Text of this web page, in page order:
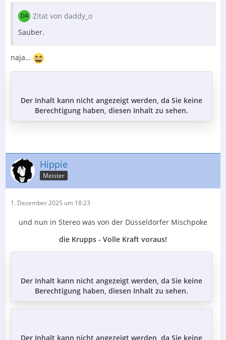
Zitat von daddy_o
Sauber.
naja…
Der Inhalt kann nicht angezeigt werden, da Sie keine
Berechtigung haben, diesen Inhalt zu sehen.
Hippie
Meister
1. Dezember 2025 um 18:23
und nun in Stereo was von der Düsseldorfer Mischpoke
die Krupps - Volle Kraft voraus!
Der Inhalt kann nicht angezeigt werden, da Sie keine
Berechtigung haben, diesen Inhalt zu sehen.
Der Inhalt kann nicht angezeigt werden, da Sie keine